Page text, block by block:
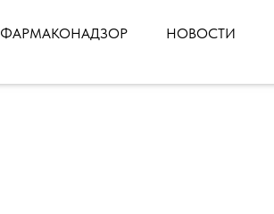
НОВОСТИ
ФАРМАКОНАДЗОР